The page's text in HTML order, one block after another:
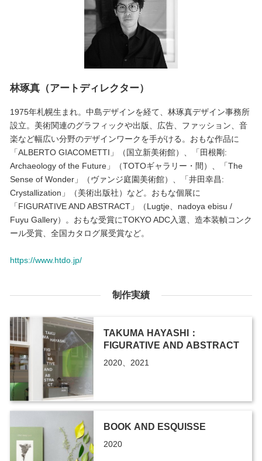
林琢真（アートディレクター）
1975年札幌生まれ。中島デザインを経て、林琢真デザイン事務所
設立。美術関連のグラフィックや出版、広告、ファッション、音
楽など幅広い分野のデザインワークを手がける。おもな作品に
「ALBERTO GIACOMETTI」（国立新美術館）、「田根剛:
Archaeology of the Future」（TOTOギャラリー・間）、「The
Sense of Wonder」（ヴァンジ庭園美術館）、「井田幸昌:
Crystallization」（美術出版社）など。おもな個展に
「FIGURATIVE AND ABSTRACT」（Lugtje、nadoya ebisu /
Fuyu Gallery）。おもな受賞にTOKYO ADC入選、造本装幀コンク
ール受賞、全国カタログ展受賞など。
https://www.htdo.jp/
制作実績
TAKUMA HAYASHI：
FIGURATIVE AND ABSTRACT
2020、2021
BOOK AND ESQUISSE
2020